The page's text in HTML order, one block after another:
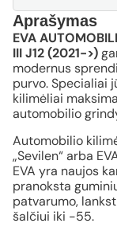
Aprašymas
EVA
III J12 (2021->)
modernus
purvo. Specialiai
kilimėliai
automobilio
Automobilio
„Sevilen“ arba
EVA yra naujos
pranoksta
patvarumo,
šalčiui iki -55.